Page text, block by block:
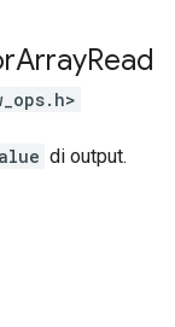
ArrayRead
di output.